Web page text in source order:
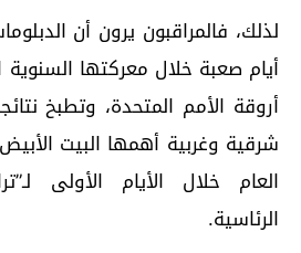
لذلك، فالمراقبون يرون أن
أيام صعبة خلال معركتها
أروقة الأمم المتحدة، وتطبخ
شرقية وغربية أهمها البيت
العام خلال الأيام الأولى
الرئاسية.